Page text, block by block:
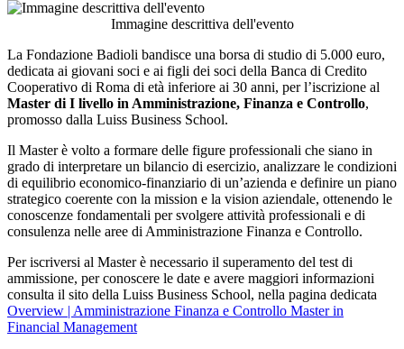
Immagine descrittiva dell'evento
La Fondazione Badioli bandisce una borsa di studio di 5.000 euro,
dedicata ai giovani soci e ai figli dei soci della Banca di Credito
Cooperativo di Roma di età inferiore ai 30 anni, per l’iscrizione al
Master di I livello in Amministrazione, Finanza e Controllo,
promosso dalla Luiss Business School.
Il Master è volto a formare delle figure professionali che siano in
grado di interpretare un bilancio di esercizio, analizzare le condizioni
di equilibrio economico-finanziario di un’azienda e definire un piano
strategico coerente con la mission e la vision aziendale, ottenendo le
conoscenze fondamentali per svolgere attività professionali e di
consulenza nelle aree di Amministrazione Finanza e Controllo.
Per iscriversi al Master è necessario il superamento del test di
ammissione, per conoscere le date e avere maggiori informazioni
consulta il sito della Luiss Business School, nella pagina dedicata
Overview | Amministrazione Finanza e Controllo Master in
Financial Management